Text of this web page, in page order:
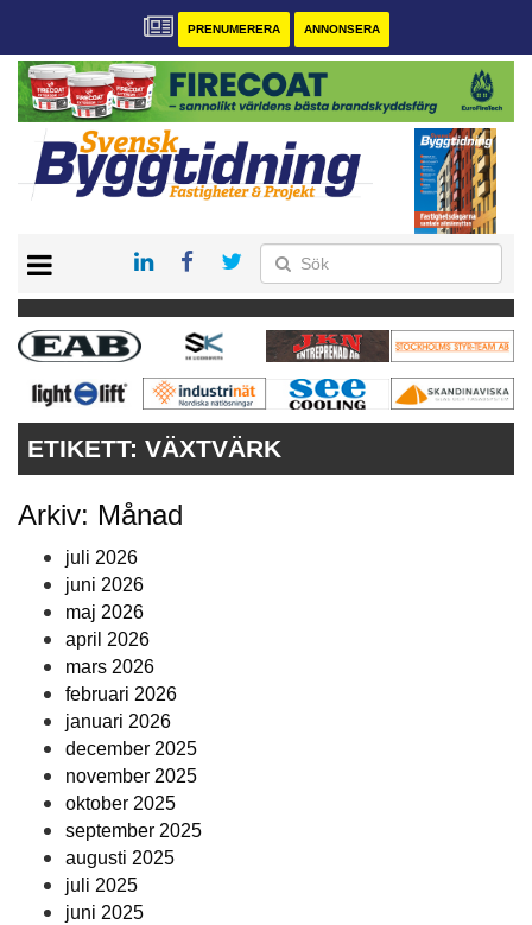
PRENUMERERA ANNONSERA
PRENUMERERA
VÅRA ANDRA MAGASIN
ANNONSERA
ETIKETT: VÄXTVÄRK
Arkiv: Månad
juli 2026
juni 2026
maj 2026
april 2026
mars 2026
februari 2026
januari 2026
december 2025
november 2025
oktober 2025
september 2025
augusti 2025
juli 2025
juni 2025